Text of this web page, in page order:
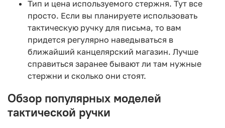
Тип и цена используемого стержня. Тут все
просто. Если вы планируете использовать
тактическую ручку для письма, то вам
придется регулярно наведываться в
ближайший канцелярский магазин. Лучше
справиться заранее бывают ли там нужные
стержни и сколько они стоят.
Обзор популярных моделей
тактической ручки